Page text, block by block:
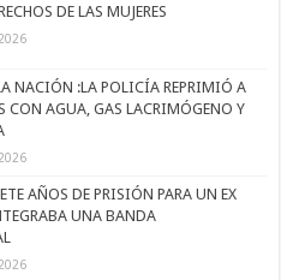
DE LAS MUJERES
NACIÓN :LA POLICÍA REPRIMIÓ A
CON AGUA, GAS LACRIMÓGENO Y
AÑOS DE PRISIÓN PARA UN EX
UNA BANDA